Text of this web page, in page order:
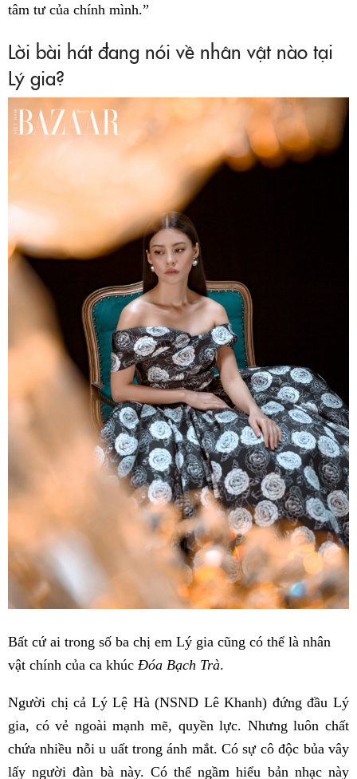
tâm tư của chính mình.”
Lời bài hát đang nói về nhân vật nào tại
Lý gia?
Bất cứ ai trong số ba chị em Lý gia cũng có thể là nhân
vật chính của ca khúc Đóa Bạch Trà.
Người chị cả Lý Lệ Hà (NSND Lê Khanh) đứng đầu Lý
gia, có vẻ ngoài mạnh mẽ, quyền lực. Nhưng luôn chất
chứa nhiều nỗi u uất trong ánh mắt. Có sự cô độc bủa vây
lấy người đàn bà này. Có thể ngầm hiểu bản nhạc này